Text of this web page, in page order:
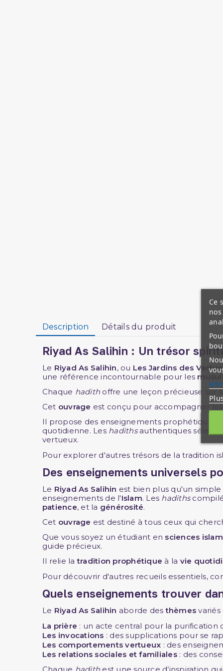
Description Détails du produit
Riyad As Salihin : Un trésor
Le Riyad As Salihin, ou Les Jardins des
une référence incontournable pour les
Chaque hadith offre une leçon précieuse sur
Cet ouvrage est conçu pour accompagner
Il propose des enseignements prophétiques
quotidienne. Les hadithsauthentiques
vertueux.
Pour explorer d'autres trésors de la tradition
Des enseignements universels
Le Riyad As Salihin est bien plus qu'un
enseignements de l'Islam. Les hadiths
patience, et la générosité.
Cet ouvrage est destiné à tous ceux qui
Que vous soyez un étudiant en sciences
guide précieux.
Il relie latradition prophétique à la vie
Pour découvrir d'autres recueils essentiels,
Quels enseignements trouver
Le Riyad As Salihin aborde desthèmes
La prière : un acte central pour la
Les invocations : des supplications pour se
Les comportements vertueux : des
Les relations sociales et familiales: des
Ce